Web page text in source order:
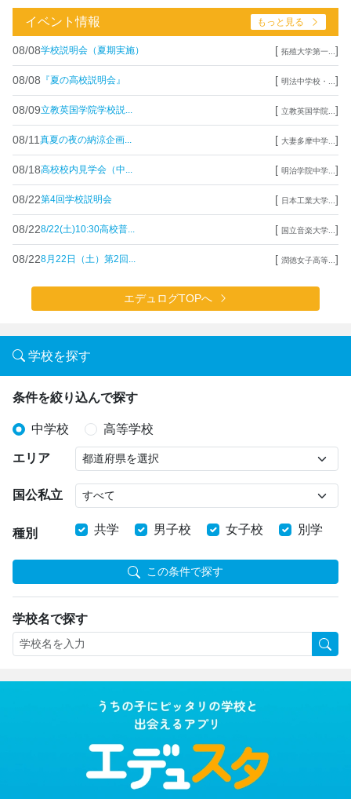
イベント情報 もっと見る
08/08学校説明会（夏期実施） [ 拓殖大学第一... ]
08/08 『夏の高校説明会』 [ 明法中学校・... ]
08/09立教英国学院学校説... [ 立教英国学院... ]
08/11 真夏の夜の納涼企画... [ 大妻多摩中学... ]
08/18高校校内見学会（中... [ 明治学院中学... ]
08/22第4回学校説明会 [ 日本工業大学... ]
08/228/22(土)10:30高校普... [ 国立音楽大学... ]
08/228月22日（土）第2回... [ 潤徳女子高等... ]
エデュログTOPへ
学校を探す
条件を絞り込んで探す
中学校 高等学校
エリア
国公私立
種別 共学 男子校 女子校 別学
この条件で探す
学校名で探す